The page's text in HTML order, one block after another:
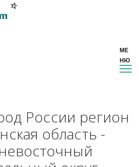
России регион
область -